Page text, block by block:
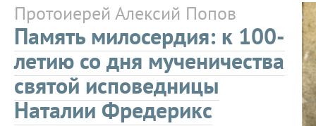
Протоиерей Алексий Попов
Память милосердия: к 100-
летию со дня мученичества
святой исповедницы
Наталии Фредерикс